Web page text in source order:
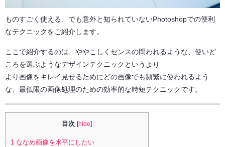
ものすごく使える、でも意外と知られていないPhotoshopでの便利
なテクニックをご紹介します。
ここで紹介するのは、ややこしくセンスの問われるような、使いど
ころを選ぶようなデザインテクニックというより
より画像をキレイ見せるためにどの画像でも頻繁に使われるよう
な、最低限の画像処理のための効率的な時短テクニックです。
目次 [hide]
1 ななめ画像を水平にしたい